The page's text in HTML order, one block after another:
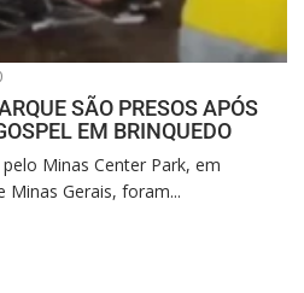
SÃO PRESOS APÓS
EM BRINQUEDO
Minas Center Park, em
Minas Gerais, foram...